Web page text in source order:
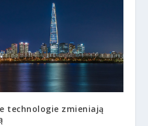
technologie zmieniają